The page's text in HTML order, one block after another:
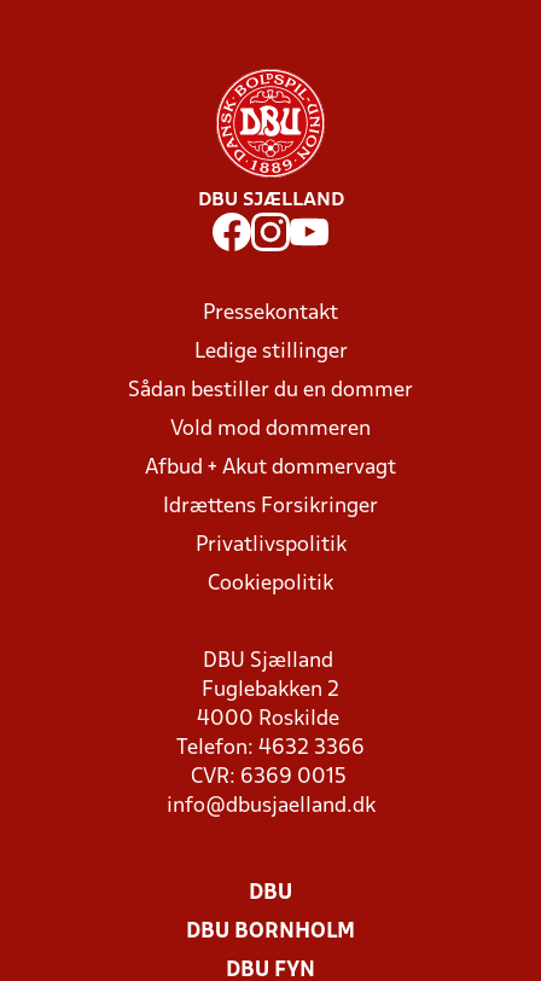
DBU SJÆLLAND
Pressekontakt
Ledige stillinger
Sådan bestiller du en dommer
Vold mod dommeren
Afbud + Akut dommervagt
Idrættens Forsikringer
Privatlivspolitik
Cookiepolitik
DBU Sjælland
Fuglebakken 2
4000 Roskilde
Telefon: 4632 3366
CVR: 6369 0015
info@dbusjaelland.dk
DBU
DBU BORNHOLM
DBU FYN